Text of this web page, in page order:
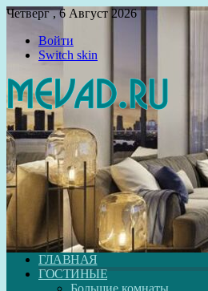
Четверг , 6 Август 2026
Войти
Switch skin
ГЛАВНАЯ
ГОСТИНЫЕ
Большие комнаты